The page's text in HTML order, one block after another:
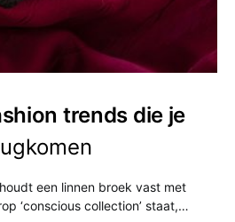
trends die je
een linnen broek vast met
‘conscious collection’ staat,…